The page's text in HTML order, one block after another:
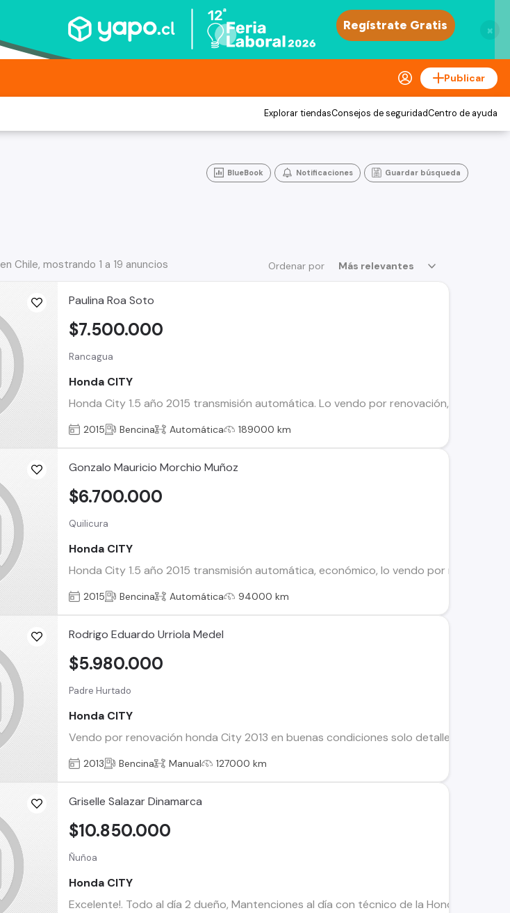
×
Publicar
Explorar tiendasConsejos de seguridadCentro de ayuda
BlueBook Notificaciones Guardar búsqueda
Ordenar por Más relevantes
Chile, mostrando 1 a 19 anuncios
Paulina Roa Soto
Rancagua
Honda CITY
Honda City 1.5 año 2015 transmisión automática. Lo vendo por renovación, solo uso
$7.500.000
2015 Bencina Automática 189000 km
Gonzalo Mauricio Morchio Muñoz
Quilicura
Honda CITY
Honda City 1.5 año 2015 transmisión automática, económico, lo vendo por
$6.700.000
2015 Bencina Automática 94000 km
Rodrigo Eduardo Urriola Medel
Padre Hurtado
Honda CITY
Vendo por renovación honda City 2013 en buenas condiciones solo detalles
$5.980.000
2013 Bencina Manual 127000 km
Griselle Salazar Dinamarca
Ñuñoa
Honda CITY
Excelente!. Todo al día 2 dueño, Mantenciones al día con técnico de la Honda
$10.850.000